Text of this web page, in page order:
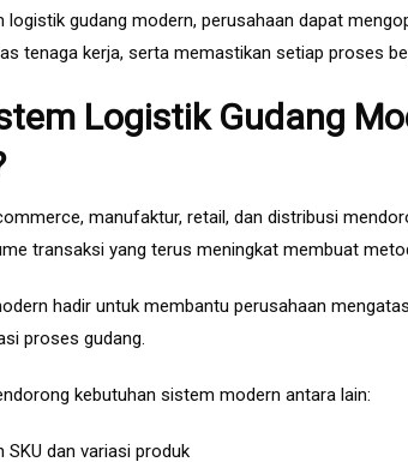
logistik gudang modern, perusahaan dapat
tenaga kerja, serta memastikan setiap proses
Logistik Gudang
manufaktur, retail, dan distribusi
transaksi yang terus meningkat membuat
hadir untuk membantu perusahaan
proses gudang.
kebutuhan sistem modern antara lain:
SKU dan variasi produk